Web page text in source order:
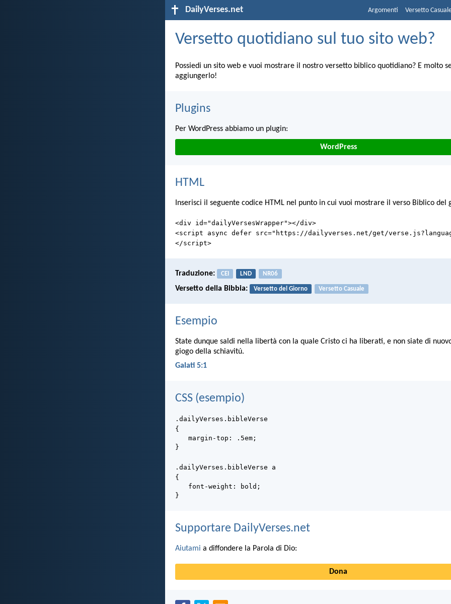
DailyVerses.net Argomenti Versetto
Versetto quotidiano sul tuo sito web?
Possiedi un sito web e vuoi mostrare il nostro versetto biblico quotidiano? E molto
aggiungerlo!
Plugins
Per WordPress abbiamo un plugin:
WordPress
HTML
Inserisci il ​​seguente codice HTML nel punto in cui vuoi mostrare il verso Biblico del
<div id="dailyVersesWrapper"></div>
<script async defer src="https://dailyverses.net/get/
</script>
Traduzione: CEI LND NR06
Versetto della Bibbia: Versetto del Giorno Versetto Casuale
Esempio
State dunque saldi nella libertà con la quale Cristo ci ha liberati, e non siate di
giogo della schiavitú.
Galati 5:1
CSS (esempio)
.dailyVerses.bibleVerse
{
margin-top: .5em;
}
.dailyVerses.bibleVerse a
{
font-weight: bold;
}
Supportare DailyVerses.net
Aiutami a diffondere la Parola di Dio:
Dona